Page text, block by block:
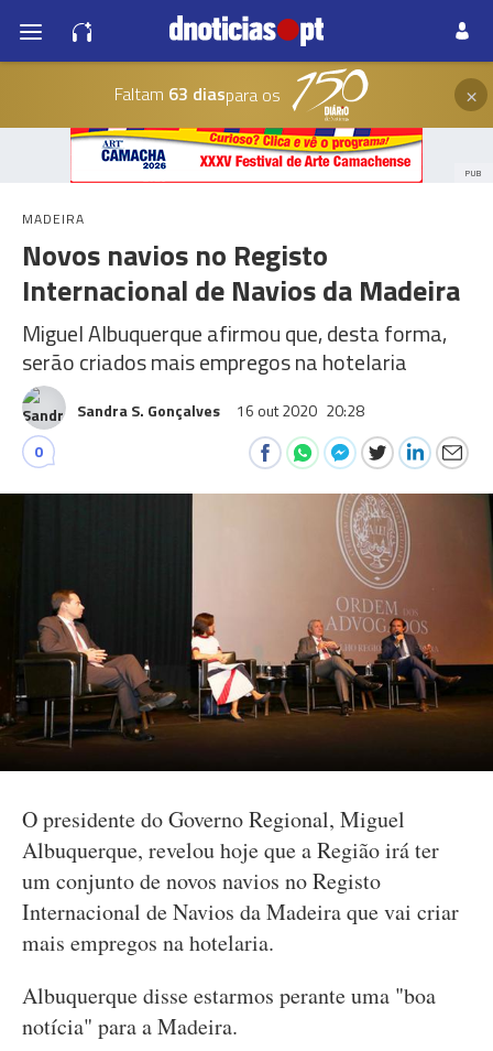
Faltam 63 diaspara os ×
PUB
MADEIRA
Novos navios no Registo
Internacional de Navios da Madeira
Miguel Albuquerque afirmou que, desta forma,
serão criados mais empregos na hotelaria
Sandra S. Gonçalves 16 out 2020 20:28
0
O presidente do Governo Regional, Miguel
Albuquerque, revelou hoje que a Região irá ter
um conjunto de novos navios no Registo
Internacional de Navios da Madeira que vai criar
mais empregos na hotelaria.
Albuquerque disse estarmos perante uma "boa
notícia" para a Madeira.